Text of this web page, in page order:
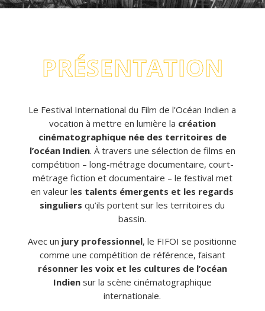
PRÉSENTATION
Le Festival International du Film de l’Océan Indien a
vocation à mettre en lumière la création
cinématographique née des territoires de
l’océan Indien. À travers une sélection de films en
compétition – long-métrage documentaire, court-
métrage fiction et documentaire – le festival met
en valeur les talents émergents et les regards
singuliers qu’ils portent sur les territoires du
bassin.
Avec un jury professionnel, le FIFOI se positionne
comme une compétition de référence, faisant
résonner les voix et les cultures de l’océan
Indiensur la scène cinématographique
internationale.